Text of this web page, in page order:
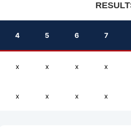
4 5 6 7
x x x x
x x x x